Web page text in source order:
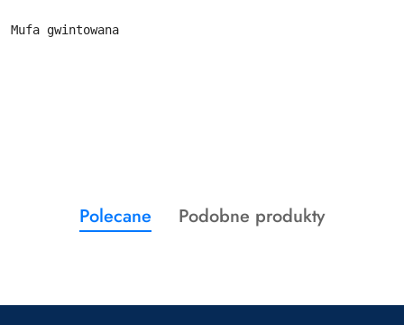
Mufa gwintowana
Pomiń karuzelę produktów
Produkty
o
Polecane
Produkty
Podobne produkty